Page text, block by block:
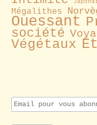
Mégalithes
Ouessant
société
Végétaux
E
m